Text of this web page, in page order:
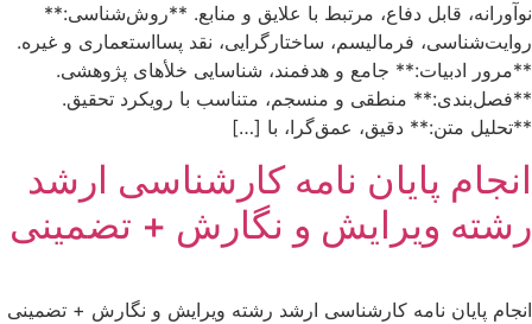
نوآورانه، قابل دفاع، مرتبط با علایق و منابع. **روش‌شناسی:**
روایت‌شناسی، فرمالیسم، ساختارگرایی، نقد پسااستعماری و غیره.
**مرور ادبیات:** جامع و هدفمند، شناسایی خلأهای پژوهشی.
**فصل‌بندی:** منطقی و منسجم، متناسب با رویکرد تحقیق.
**تحلیل متن:** دقیق، عمق‌گرا، با […]
انجام پایان نامه کارشناسی ارشد
رشته ویرایش و نگارش + تضمینی
انجام پایان نامه کارشناسی ارشد رشته ویرایش و نگارش + تضمینی